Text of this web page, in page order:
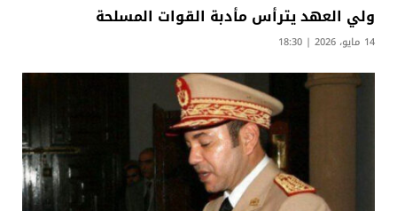
ولي العهد يترأس مأدبة القوات المسلحة
14 مايو، 2026 | 18:30